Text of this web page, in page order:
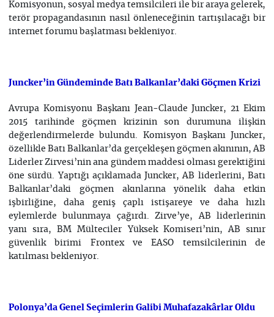
Komisyonun, sosyal medya temsilcileri ile bir araya gelerek,
terör propagandasının nasıl önleneceğinin tartışılacağı bir
internet forumu başlatması bekleniyor.
Juncker’in Gündeminde Batı Balkanlar’daki Göçmen Krizi
Avrupa Komisyonu Başkanı Jean-Claude Juncker, 21 Ekim
2015 tarihinde göçmen krizinin son durumuna ilişkin
değerlendirmelerde bulundu. Komisyon Başkanı Juncker,
özellikle Batı Balkanlar’da gerçekleşen göçmen akınının, AB
Liderler Zirvesi’nin ana gündem maddesi olması gerektiğini
öne sürdü. Yaptığı açıklamada Juncker, AB liderlerini, Batı
Balkanlar’daki göçmen akınlarına yönelik daha etkin
işbirliğine, daha geniş çaplı istişareye ve daha hızlı
eylemlerde bulunmaya çağırdı. Zirve’ye, AB liderlerinin
yanı sıra, BM Mülteciler Yüksek Komiseri’nin, AB sınır
güvenlik birimi Frontex ve EASO temsilcilerinin de
katılması bekleniyor.
Polonya’da Genel Seçimlerin Galibi Muhafazakârlar Oldu